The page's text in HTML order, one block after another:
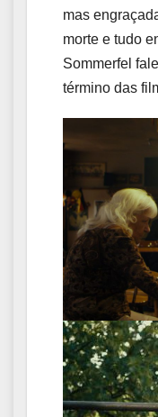
mas
morte e tudo
Sommerfel
término das